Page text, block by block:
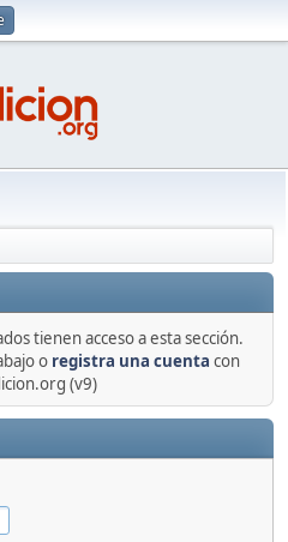
tienen acceso a esta sección.
o registra una cuenta con
(v9)